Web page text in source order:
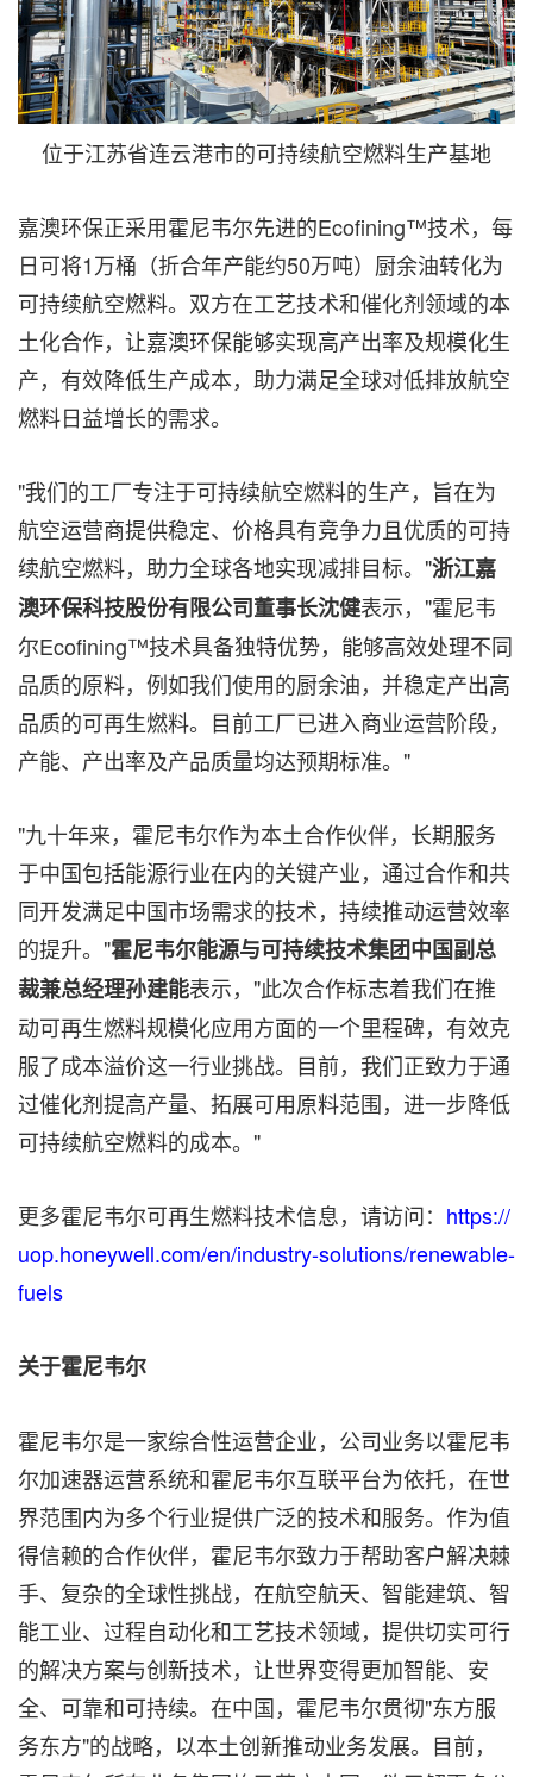
位于江苏省连云港市的可持续航空燃料生产基地
嘉澳环保正采用霍尼韦尔先进的Ecofining™技术，每
日可将1万桶（折合年产能约50万吨）厨余油转化为
可持续航空燃料。双方在工艺技术和催化剂领域的本
土化合作，让嘉澳环保能够实现高产出率及规模化生
产，有效降低生产成本，助力满足全球对低排放航空
燃料日益增长的需求。
"我们的工厂专注于可持续航空燃料的生产，旨在为
航空运营商提供稳定、价格具有竞争力且优质的可持
续航空燃料，助力全球各地实现减排目标。"浙江嘉
澳环保科技股份有限公司董事长沈健表示，"霍尼韦
尔Ecofining™技术具备独特优势，能够高效处理不同
品质的原料，例如我们使用的厨余油，并稳定产出高
品质的可再生燃料。目前工厂已进入商业运营阶段，
产能、产出率及产品质量均达预期标准。"
"九十年来，霍尼韦尔作为本土合作伙伴，长期服务
于中国包括能源行业在内的关键产业，通过合作和共
同开发满足中国市场需求的技术，持续推动运营效率
的提升。"霍尼韦尔能源与可持续技术集团中国副总
裁兼总经理孙建能表示，"此次合作标志着我们在推
动可再生燃料规模化应用方面的一个里程碑，有效克
服了成本溢价这一行业挑战。目前，我们正致力于通
过催化剂提高产量、拓展可用原料范围，进一步降低
可持续航空燃料的成本。"
更多霍尼韦尔可再生燃料技术信息，请访问： https://
uop.honeywell.com/en/industry-solutions/renewable-
fuels
关于霍尼韦尔
霍尼韦尔是一家综合性运营企业，公司业务以霍尼韦
尔加速器运营系统和霍尼韦尔互联平台为依托，在世
界范围内为多个行业提供广泛的技术和服务。作为值
得信赖的合作伙伴，霍尼韦尔致力于帮助客户解决棘
手、复杂的全球性挑战，在航空航天、智能建筑、智
能工业、过程自动化和工艺技术领域，提供切实可行
的解决方案与创新技术，让世界变得更加智能、安
全、可靠和可持续。在中国，霍尼韦尔贯彻"东方服
务东方"的战略，以本土创新推动业务发展。目前，